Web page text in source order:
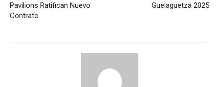
Pavilions Ratifican Nuevo
Contrato
Guelaguetza 2025